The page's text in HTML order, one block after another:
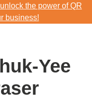
the power of QR
business!
business!Yee